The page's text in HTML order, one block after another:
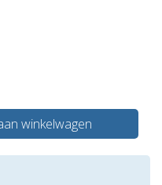
winkelwagen